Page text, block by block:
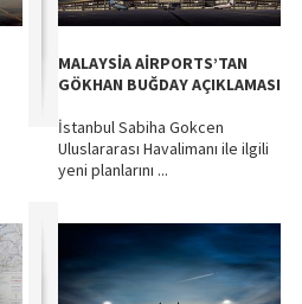
MALAYSİA AİRPORTS’TAN
GÖKHAN BUĞDAY AÇIKLAMASI
İstanbul Sabiha Gokcen
Uluslararası Havalimanı ile ilgili
yeni planlarını ...